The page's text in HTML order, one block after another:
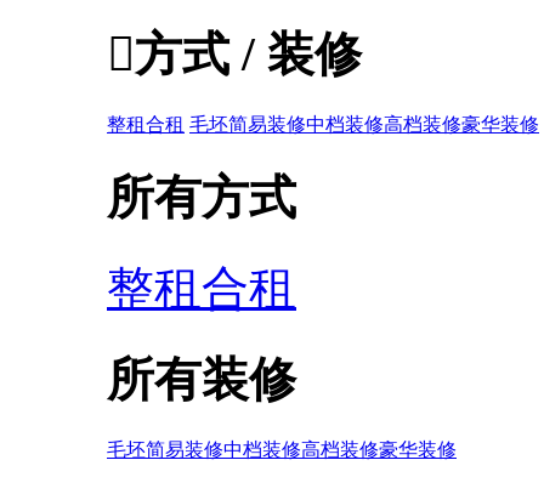
方式 / 装修
整租合租 毛坯简易装修中档装修高档装修豪华装修
所有方式
整租合租
所有装修
毛坯简易装修中档装修高档装修豪华装修